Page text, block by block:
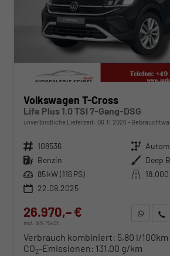
Volkswagen T-Cross
Life Plus 1.0 TSI 7-Gang-DSG
unverbindliche Lieferzeit: 06.11.2026
Fahrzeugnr. 108536 Getriebe
Kraftstoff Benzin Außenfarbe Deep
Leistung 85 kW (116 PS) Kilometerstand
22.09.2025
26.970,– €
incl. 19% MwSt.
Verbrauch kombiniert: 5,80 l/100km
CO2-Emissionen: 131,00 g/km